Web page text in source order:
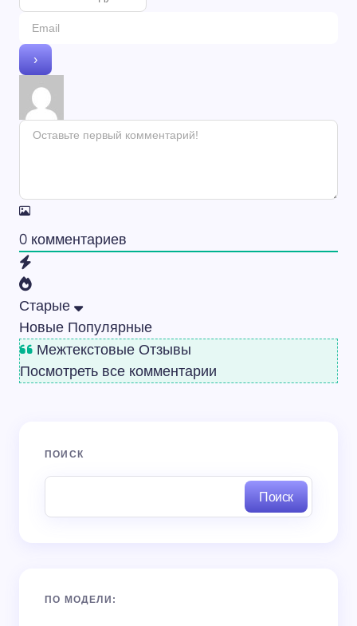
0комментариев
Старые
НовыеПопулярные
Межтекстовые Отзывы
Посмотреть все комментарии
ПОИСК
Поиск
ПО МОДЕЛИ: